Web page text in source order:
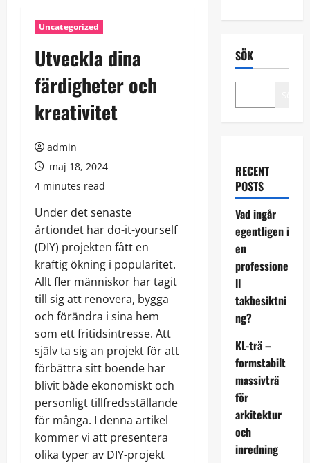
Uncategorized
Utveckla dina
färdigheter och
kreativitet
admin
maj 18, 2024
4 minutes read
Under det senaste
årtiondet har do-it-yourself
(DIY) projekten fått en
kraftig ökning i popularitet.
Allt fler människor har tagit
till sig att renovera, bygga
och förändra i sina hem
som ett fritidsintresse. Att
själv ta sig an projekt för att
förbättra sitt boende har
blivit både ekonomiskt och
personligt tillfredsställande
för många. I denna artikel
kommer vi att presentera
olika typer av DIY-projekt
SÖK
RECENT
POSTS
Vad ingår
egentligen i
en
professione
ll
takbesiktni
ng?
KL-trä –
formstabilt
massivträ
för
arkitektur
och
inredning